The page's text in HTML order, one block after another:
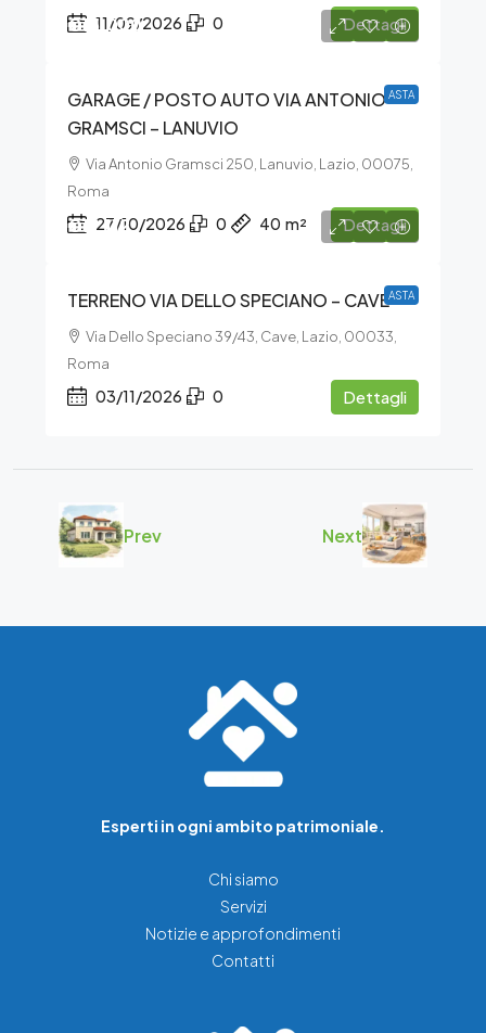
11/09/2026 0 Dettagli
ASTA
€15.000
GARAGE / POSTO AUTO VIA ANTONIO
GRAMSCI – LANUVIO
Via Antonio Gramsci 250, Lanuvio, Lazio, 00075,
Roma
27/10/2026 0 40 m² Dettagli
ASTA
€19.112
TERRENO VIA DELLO SPECIANO – CAVE
Via Dello Speciano 39/43, Cave, Lazio, 00033,
Roma
03/11/2026 0 Dettagli
Prev Next
Esperti in ogni ambito patrimoniale.
Chi siamo
Servizi
Notizie e approfondimenti
Contatti